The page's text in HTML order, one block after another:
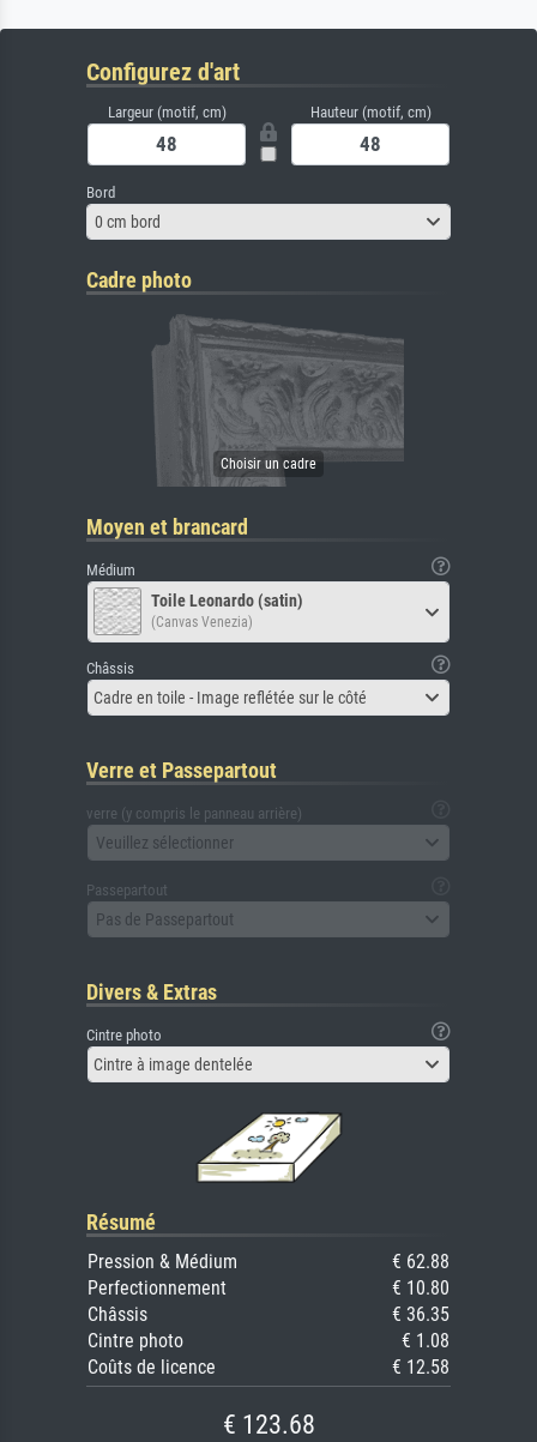
Configurez d'art
Largeur (motif, cm) Hauteur (motif, cm)
Bord
0 cm bord
Cadre photo
Moyen et brancard
Médium
Toile Leonardo (satin)
(Canvas Venezia)
Châssis
Cadre en toile - Image reflétée sur le côté
Verre et Passepartout
verre (y compris le panneau arrière)
Veuillez sélectionner
Passepartout
Pas de Passepartout
Divers & Extras
Cintre photo
Cintre à image dentelée
Résumé
Pression & Médium
€ 62.88
Perfectionnement
€ 10.80
Châssis
€ 36.35
Cintre photo
€ 1.08
Coûts de licence
€ 12.58
€ 123.68